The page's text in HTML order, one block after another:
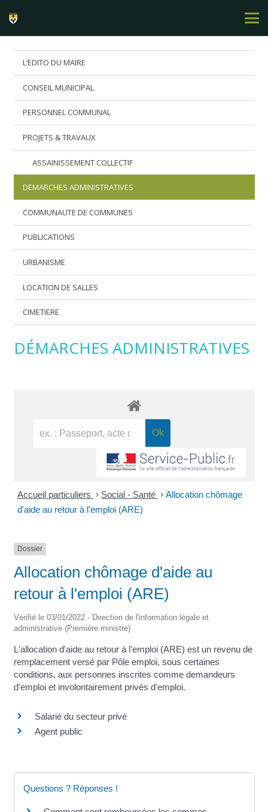
L’EDITO DU MAIRE
CONSEIL MUNICIPAL
PERSONNEL COMMUNAL
PROJETS & TRAVAUX
ASSAINISSEMENT COLLECTIF
DEMARCHES ADMINISTRATIVES
COMMUNAUTE DE COMMUNES
PUBLICATIONS
URBANISME
LOCATION DE SALLES
CIMETIERE
DÉMARCHES ADMINISTRATIVES
Accueil particuliers > Social - Santé > Allocation chômage
d'aide au retour à l'emploi (ARE)
Dossier
Allocation chômage d'aide au
retour à l'emploi (ARE)
Vérifié le 03/01/2022 - Direction de l'information légale et
administrative (Première ministre)
L'allocation d'aide au retour à l'emploi (ARE) est un revenu de
remplacement versé par Pôle emploi, sous certaines
conditions, aux personnes inscrites comme demandeurs
d'emploi et involontairement privés d'emploi.
Salarié du secteur privé
Agent public
Questions ? Réponses !